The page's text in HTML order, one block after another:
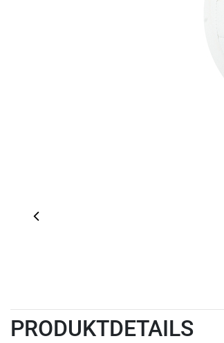
PRODUKTDETAILS